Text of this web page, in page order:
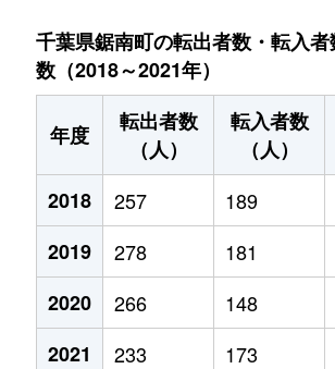
千葉県鋸南町の転出者数・転入
数（2018～2021年）
年度
転出者数
（人）
転入者数
（人）
2018
257 189
2019
278 181
2020
266 148
2021
233 173